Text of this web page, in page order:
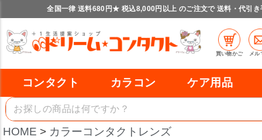
全国一律 送料680円★ 税込8,000円以上 のご注文で 送料・代引き
買い物かご メル
コンタクト カラコン ケア用品
HOME
カラーコンタクトレンズ